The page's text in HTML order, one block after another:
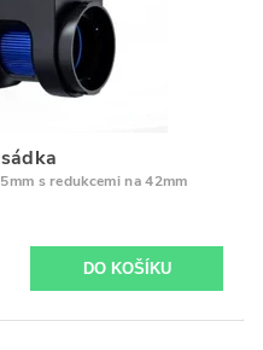
s redukcemi na 42mm